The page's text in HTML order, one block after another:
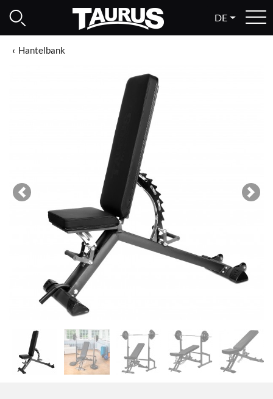
DE
Hantelbank
Previous Next